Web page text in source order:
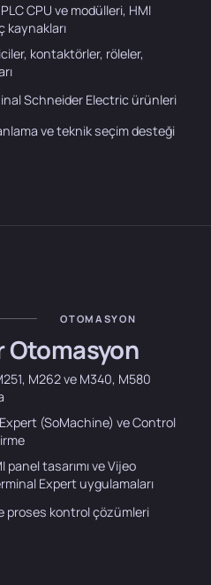
CPU ve modülleri, HMI
kaynakları
kontaktörler, röleler,
Schneider Electric ürünleri
ve teknik seçim desteği
OTOMASYON
Otomasyon
M262 ve M340, M580
(SoMachine) ve Control
tasarımı ve Vijeo
Expert uygulamaları
proses kontrol çözümleri